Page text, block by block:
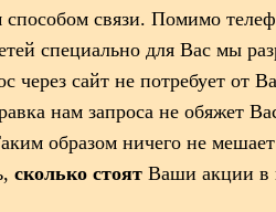
связи. Помимо
специально для Вас мы
через сайт не потребует от
нам запроса не обяжет
образом ничего не
сколько стоят Ваши акции в